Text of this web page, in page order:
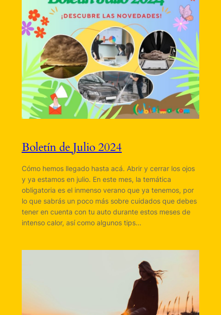
Boletín de Julio 2024
Cómo hemos llegado hasta acá. Abrir y cerrar los ojos
y ya estamos en julio. En este mes, la temática
obligatoria es el inmenso verano que ya tenemos, por
lo que sabrás un poco más sobre cuidados que debes
tener en cuenta con tu auto durante estos meses de
intenso calor, así como algunos tips…